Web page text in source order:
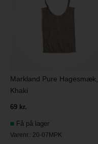
Markland Pure Hagesmæk,
Khaki
69 kr.
Få på lager
Varenr.: 20-07MPK